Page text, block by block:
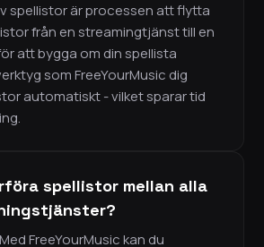
spellistor är processen att flytta
från en streamingtjänst till en
att bygga om din spellista
som FreeYourMusic dig
automatiskt - vilket sparar tid
spellistor mellan alla
FreeYourMusic kan du